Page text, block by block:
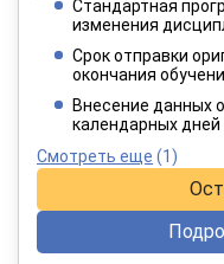
2
При оплате в
Стандартная
изменения
Срок отправки
окончания
Внесение данных
календарных
Смотреть еще (1)